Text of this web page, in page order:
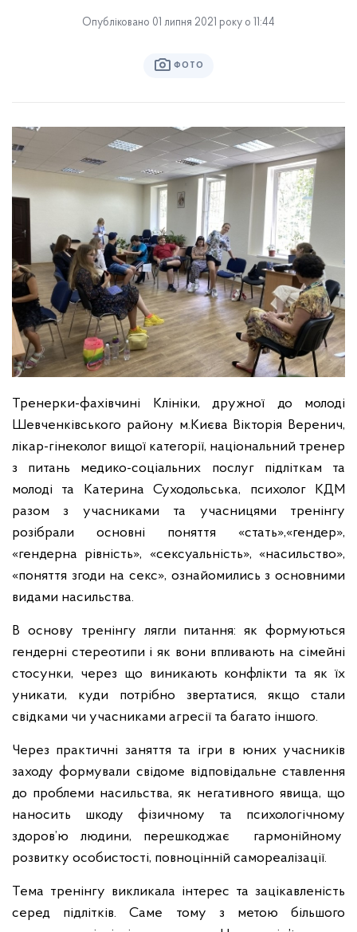
Опубліковано 01 липня 2021 року о 11:44
ФОТО
Тренерки-фахівчині Клініки, дружної до молоді
Шевченківського району м.Києва Вікторія Веренич,
лікар-гінеколог вищої категорії, національний тренер
з питань медико-соціальних послуг підліткам та
молоді та Катерина Суходольська, психолог КДМ
разом з учасниками та учасницями тренінгу
розібрали основні поняття «стать»,«гендер»,
«гендерна рівність», «сексуальність», «насильство»,
«поняття згоди на секс», ознайомились з основними
видами насильства.
В основу тренінгу лягли питання: як формуються
гендерні стереотипи і як вони впливають на сімейні
стосунки, через що виникають конфлікти та як їх
уникати, куди потрібно звертатися, якщо стали
свідками чи учасниками агресії та багато іншого.
Через практичні заняття та ігри в юних учасників
заходу формували свідоме відповідальне ставлення
до проблеми насильства, як негативного явища, що
наносить шкоду фізичному та психологічному
здоров’ю людини, перешкоджає гармонійному
розвитку особистості, повноцінній самореалізації.
Тема тренінгу викликала інтерес та зацікавленість
серед підлітків. Саме тому з метою більшого